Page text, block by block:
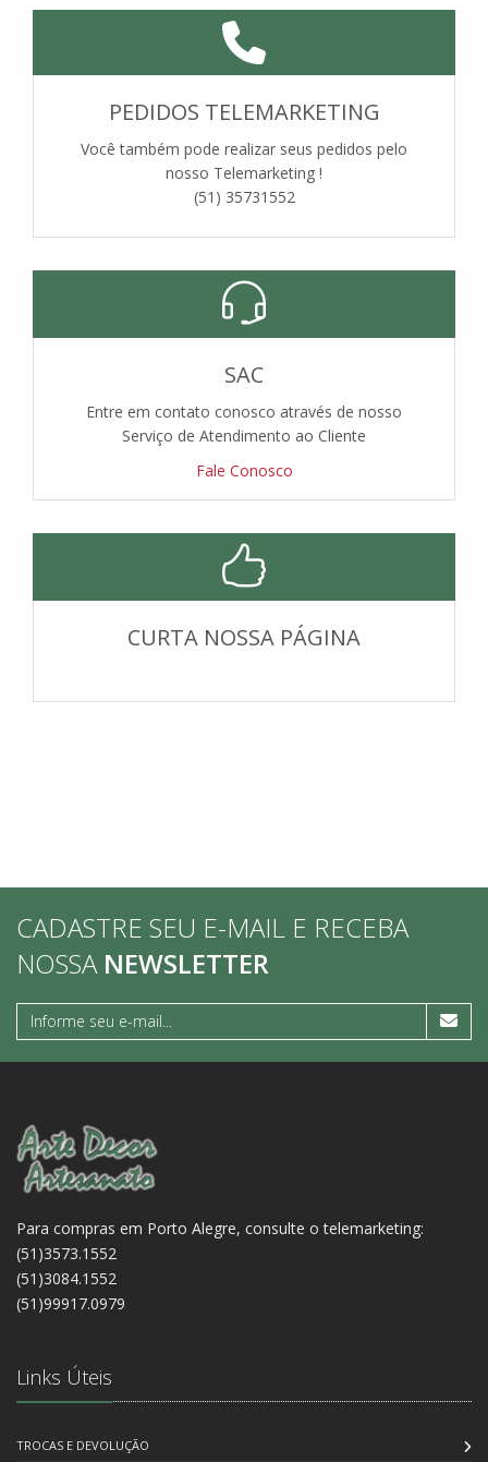
PEDIDOS TELEMARKETING
Você também pode realizar seus pedidos pelo
nosso Telemarketing !
(51) 35731552
SAC
Entre em contato conosco através de nosso
Serviço de Atendimento ao Cliente
Fale Conosco
CURTA NOSSA PÁGINA
CADASTRE SEU E-MAIL E RECEBA
NOSSA NEWSLETTER
Para compras em Porto Alegre, consulte o telemarketing:
(51)3573.1552
(51)3084.1552
(51)99917.0979
Links Úteis
TROCAS E DEVOLUÇÃO